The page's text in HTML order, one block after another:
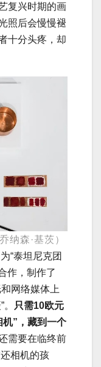
复兴时期的画
照后会慢慢褪
十分头疼，却
纳森·基茨）
“泰坦尼克团
作，制作了
网络媒体上
只需10欧元
”，藏到一个
需要在临终前
相机的孩